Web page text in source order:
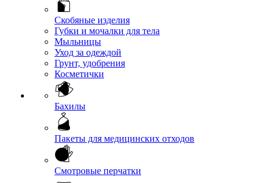
Скобяные изделия
Губки и мочалки для тела
Мыльницы
Уход за одеждой
Грунт, удобрения
Косметички
Бахилы
Пакеты для медицинских отходов
Смотровые перчатки